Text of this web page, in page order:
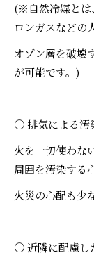
(※自然冷媒とは
ロンガスなどの
オゾン層を破壊
が可能です。)
〇 排気による
火を一切使わな
周囲を汚染する
火災の心配も少
〇 近隣に配慮